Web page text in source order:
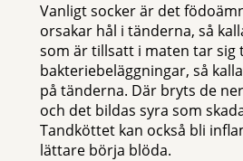
Vanligt socker är det
orsakar hål i tänderna, så
som är tillsatt i maten tar sig
bakteriebeläggningar, så
på tänderna. Där bryts de
och det bildas syra som
Tandköttet kan också bli
lättare börja blöda.